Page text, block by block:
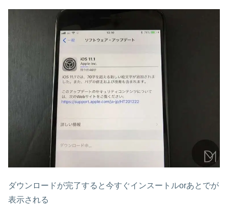
ダウンロードが完了すると今すぐインスートルorあとでが
表示される